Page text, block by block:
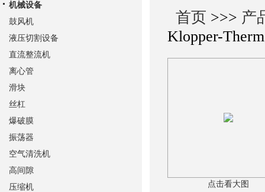
首页 >>> 产
Klopper-
点击看大图
机械设备
鼓风机
液压切割设备
直流整流机
离心管
滑块
丝杠
爆破膜
振荡器
空气清洗机
高间隙
压缩机